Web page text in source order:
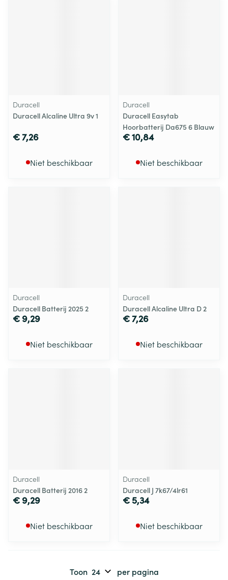
Duracell
Duracell Alcaline Ultra 9v 1
€ 7,26
Niet beschikbaar
Duracell
Duracell Easytab
Hoorbatterij Da675 6 Blauw
€ 10,84
Niet beschikbaar
Duracell
Duracell Batterij 2025 2
€ 9,29
Niet beschikbaar
Duracell
Duracell Alcaline Ultra D 2
€ 7,26
Niet beschikbaar
Duracell
Duracell Batterij 2016 2
€ 9,29
Niet beschikbaar
Duracell
Duracell J 7k67/4lr61
€ 5,34
Niet beschikbaar
Toon per pagina